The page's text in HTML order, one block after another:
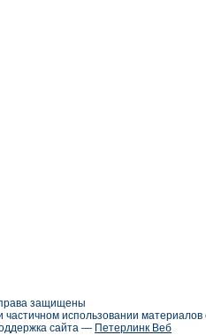
защищены
использовании
сайта — Петерлинк Веб